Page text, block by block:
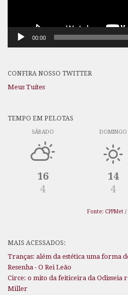
00:00
CONFIRA NOSSO TWITTER
Meus Tuítes
TEMPO EM PELOTAS
SÁBADO
16
4
DOMINGO
14
4
Fonte: CPPMet /
MAIS ACESSADOS:
Tranças: além da estética uma forma
Resenha - O Rei Leão
Circe: o mito da feiticeira da Odisseia
Miller